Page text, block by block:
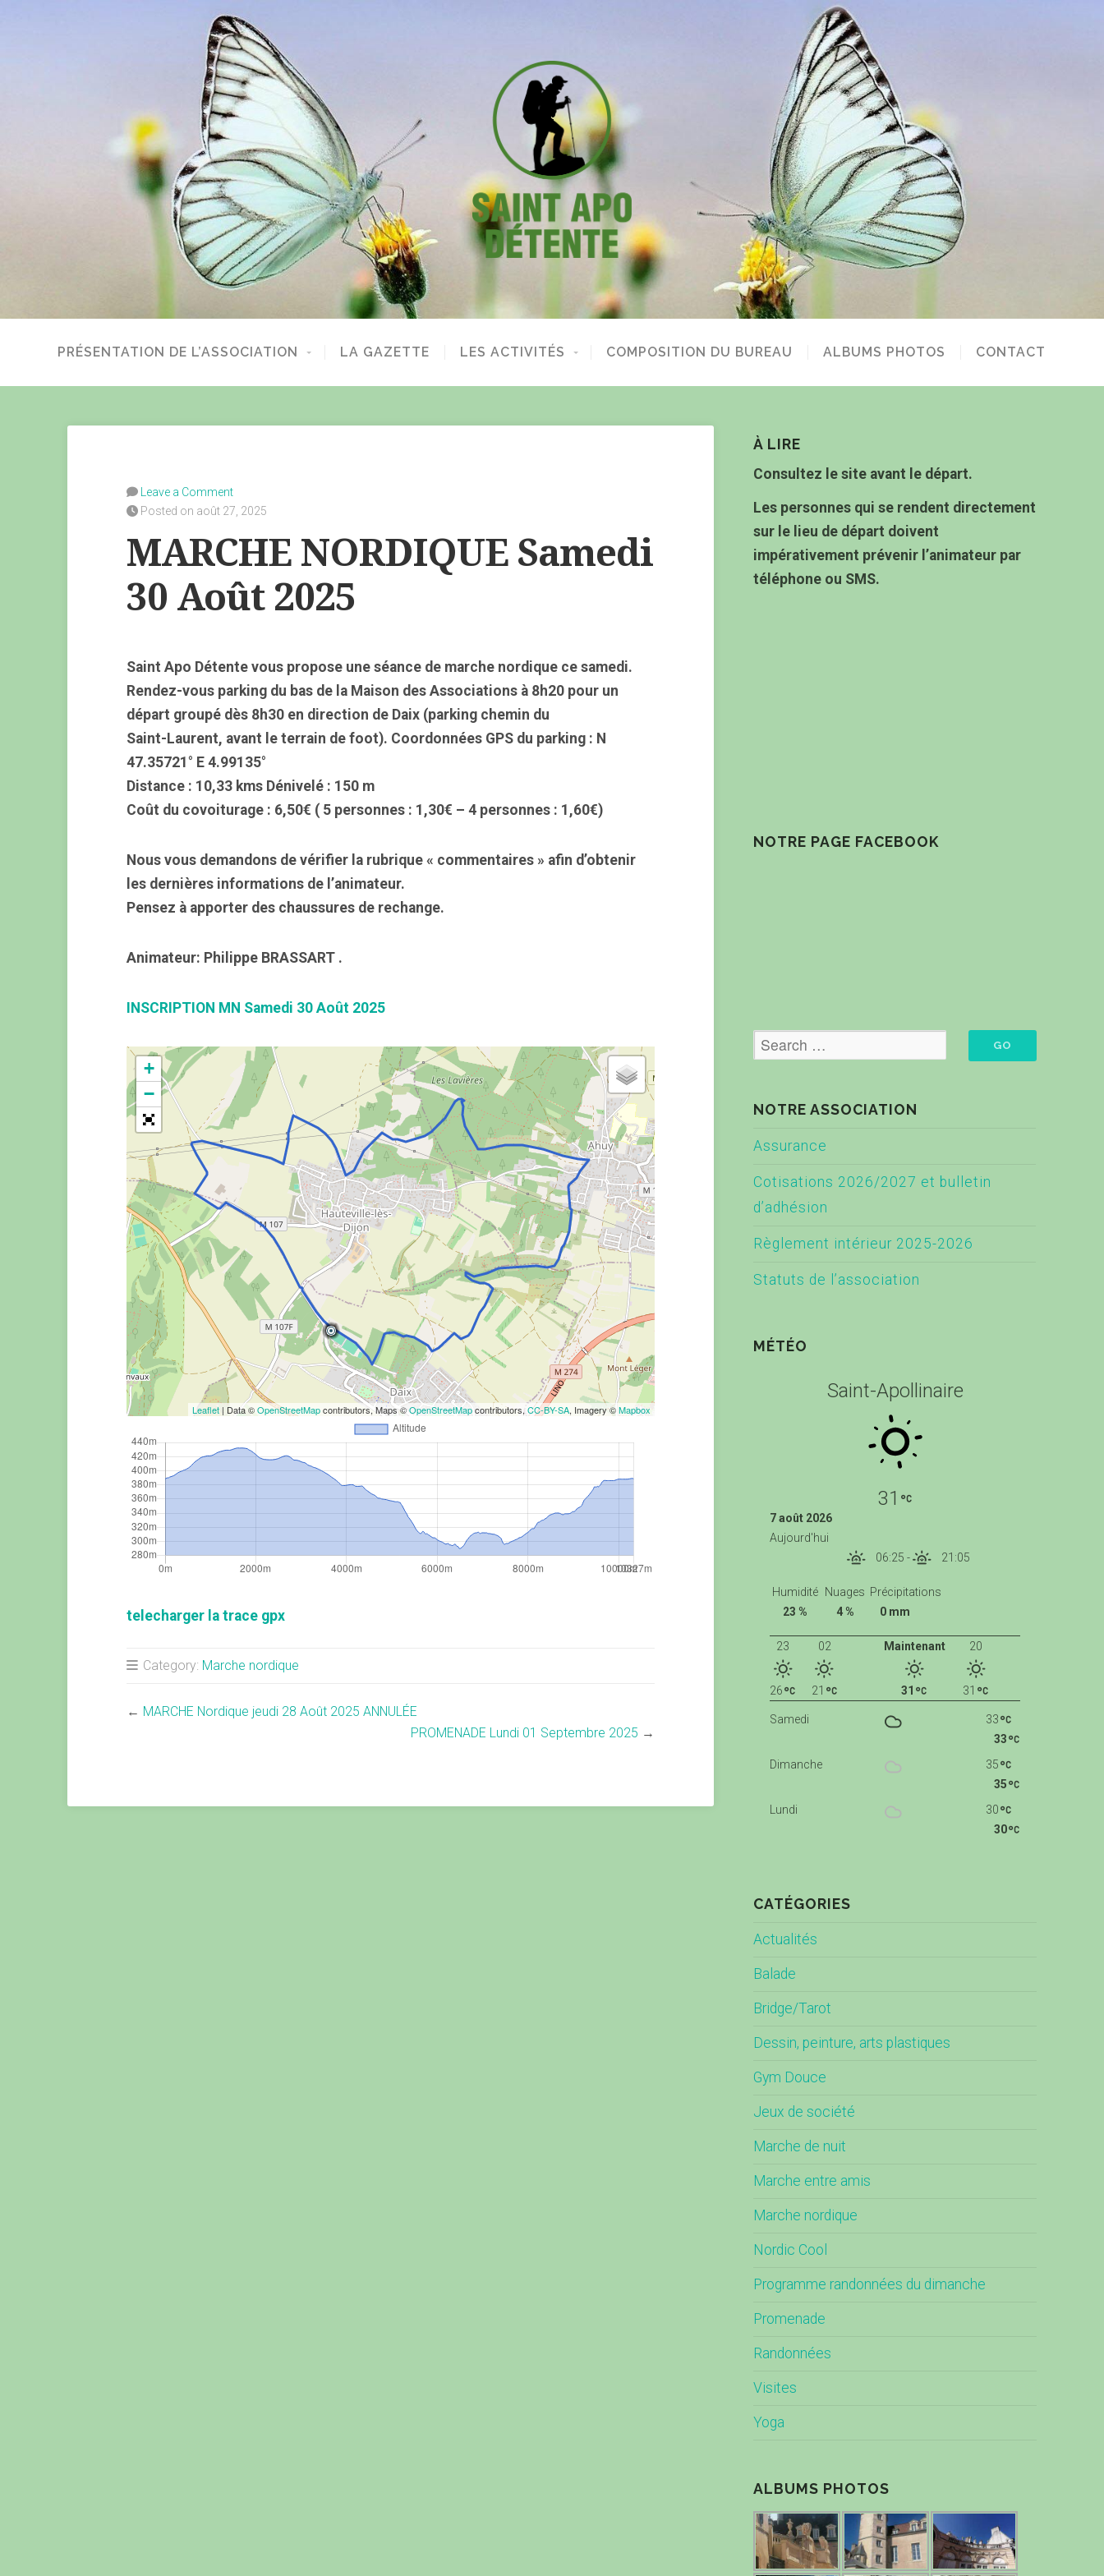
PRÉSENTATION DE L’ASSOCIATION LA GAZETTE LES ACTIVITÉS COMPOSITION DU BUREAU ALBUMS PHOTOS CONTACT
Leave a Comment
Posted on août 27, 2025
MARCHE NORDIQUE Samedi
30 Août 2025
Saint Apo Détente vous propose une séance de marche nordique ce samedi.
Rendez-vous parking du bas de la Maison des Associations à 8h20 pour un
départ groupé dès 8h30 en direction de Daix (parking chemin du
Saint-Laurent, avant le terrain de foot). Coordonnées GPS du parking : N
47.35721° E 4.99135°
Distance : 10,33 kms Dénivelé : 150 m
Coût du covoiturage : 6,50€ ( 5 personnes : 1,30€ – 4 personnes : 1,60€)
Nous vous demandons de vérifier la rubrique « commentaires » afin d’obtenir
les dernières informations de l’animateur.
Pensez à apporter des chaussures de rechange.
Animateur: Philippe BRASSART .
INSCRIPTION MN Samedi 30 Août 2025
+
−
Leaflet | Data ©OpenStreetMapcontributors, Maps ©OpenStreetMapcontributors,CC-BY-SA, Imagery ©Mapbox
telecharger la trace gpx
Category: Marche nordique
← MARCHE Nordique jeudi 28 Août 2025 ANNULÉE
PROMENADE Lundi 01 Septembre 2025 →
À LIRE
Consultez le site avant le départ.
Les personnes qui se rendent directement
sur le lieu de départ doivent
impérativement prévenir l’animateur par
téléphone ou SMS.
NOTRE PAGE FACEBOOK
NOTRE ASSOCIATION
Assurance
Cotisations 2026/2027 et bulletin
d’adhésion
Règlement intérieur 2025-2026
Statuts de l’association
MÉTÉO
Saint-Apollinaire
31
7 août 2026
Aujourd'hui
06:25 - 21:05
Humidité
23 %
Nuages
4 %
Précipitations
0 mm
Maintenant
31
20
31
23
26
02
21
Samedi
33
33
Dimanche
35
35
Lundi
30
30
CATÉGORIES
Actualités
Balade
Bridge/Tarot
Dessin, peinture, arts plastiques
Gym Douce
Jeux de société
Marche de nuit
Marche entre amis
Marche nordique
Nordic Cool
Programme randonnées du dimanche
Promenade
Randonnées
Visites
Yoga
ALBUMS PHOTOS